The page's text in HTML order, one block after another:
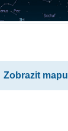
Zobrazit mapu